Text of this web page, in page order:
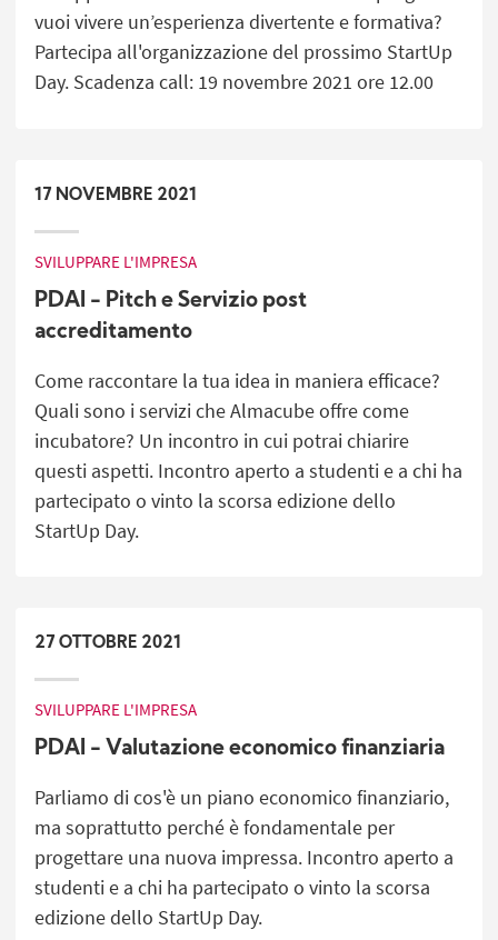
vuoi vivere un’esperienza divertente e formativa?
Partecipa all'organizzazione del prossimo StartUp
Day. Scadenza call: 19 novembre 2021 ore 12.00
17 NOVEMBRE 2021
SVILUPPARE L'IMPRESA
PDAI - Pitch e Servizio post
accreditamento
Come raccontare la tua idea in maniera efficace?
Quali sono i servizi che Almacube offre come
incubatore? Un incontro in cui potrai chiarire
questi aspetti. Incontro aperto a studenti e a chi ha
partecipato o vinto la scorsa edizione dello
StartUp Day.
27 OTTOBRE 2021
SVILUPPARE L'IMPRESA
PDAI - Valutazione economico finanziaria
Parliamo di cos'è un piano economico finanziario,
ma soprattutto perché è fondamentale per
progettare una nuova impressa. Incontro aperto a
studenti e a chi ha partecipato o vinto la scorsa
edizione dello StartUp Day.